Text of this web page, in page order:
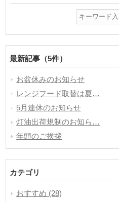
最新記事（5件）
お盆休みのお知らせ
レンジフード取替は夏…
5月連休のお知らせ
灯油出荷規制のお知ら…
年頭のご挨拶
カテゴリ
おすすめ (28)